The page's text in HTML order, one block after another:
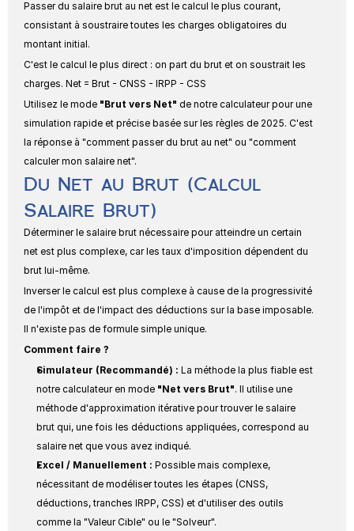
Passer du salaire brut au net est le calcul le plus courant,
consistant à soustraire toutes les charges obligatoires du
montant initial.
C'est le calcul le plus direct : on part du brut et on soustrait les
charges. Net = Brut - CNSS - IRPP - CSS
Utilisez le mode "Brut vers Net" de notre calculateur pour une
simulation rapide et précise basée sur les règles de 2025. C'est
la réponse à "comment passer du brut au net" ou "comment
calculer mon salaire net".
Du Net au Brut (Calcul
Salaire Brut)
Déterminer le salaire brut nécessaire pour atteindre un certain
net est plus complexe, car les taux d'imposition dépendent du
brut lui-même.
Inverser le calcul est plus complexe à cause de la progressivité
de l'impôt et de l'impact des déductions sur la base imposable.
Il n'existe pas de formule simple unique.
Comment faire ?
Simulateur (Recommandé) : La méthode la plus fiable est
notre calculateur en mode "Net vers Brut". Il utilise une
méthode d'approximation itérative pour trouver le salaire
brut qui, une fois les déductions appliquées, correspond au
salaire net que vous avez indiqué.
Excel / Manuellement : Possible mais complexe,
nécessitant de modéliser toutes les étapes (CNSS,
déductions, tranches IRPP, CSS) et d'utiliser des outils
comme la "Valeur Cible" ou le "Solveur".